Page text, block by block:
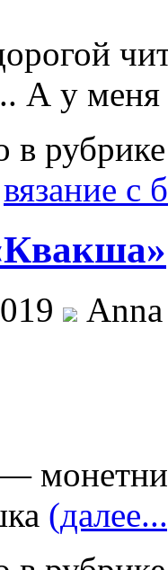
А у меня
в
вязание с